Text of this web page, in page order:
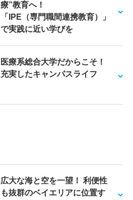
療”教育へ！
「IPE（専門職間連携教育）」
で実践に近い学びを
医療系総合大学だからこそ！
充実したキャンパスライフ
広大な海と空を一望！ 利便性
も抜群のベイエリアに位置す